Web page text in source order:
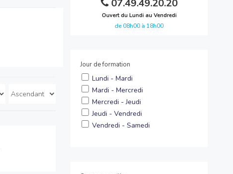
07.49.49.20.20
Ouvert du Lundi au Vendredi
de 08h00 à 18h00
Jour de formation
Lundi - Mardi
Mardi - Mercredi
Mercredi - Jeudi
Jeudi - Vendredi
Vendredi - Samedi